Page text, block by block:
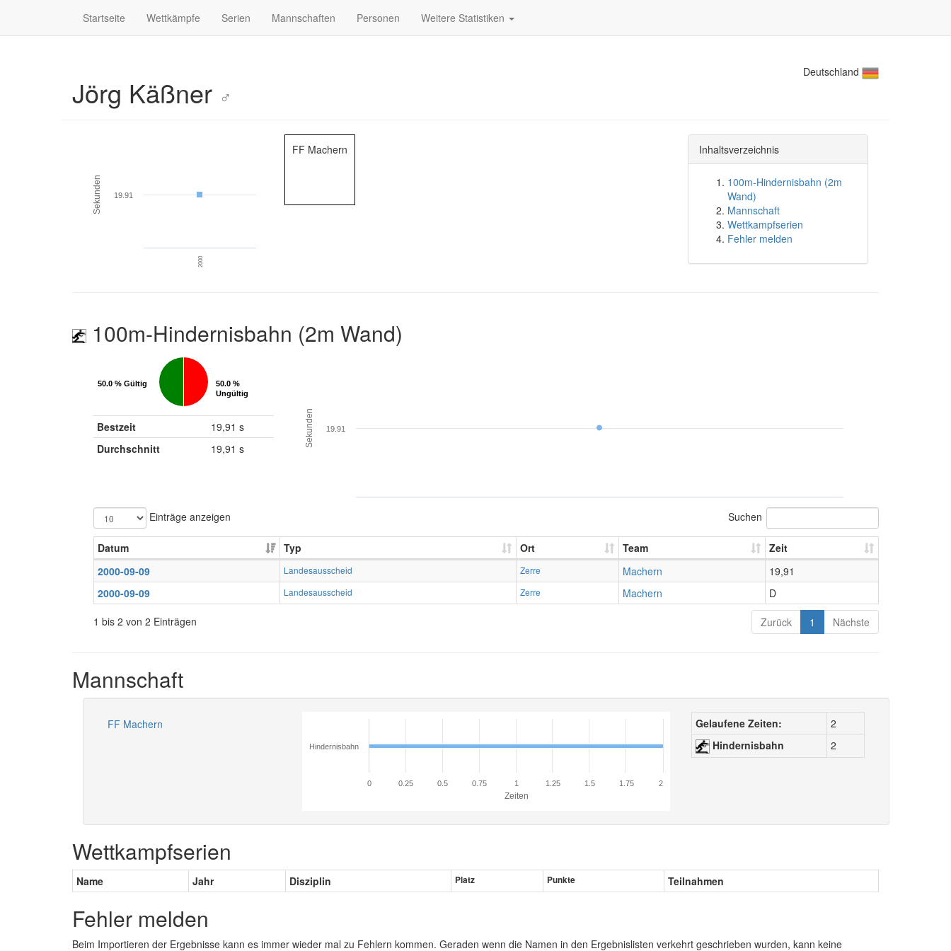
Startseite Wettkämpfe Serien Mannschaften Personen Weitere Statistiken
Deutschland
Jörg Käßner ♂
Sekunden
2000
19.91
FF Machern Inhaltsverzeichnis
100m-Hindernisbahn (2m
Wand)
Mannschaft
Wettkampfserien
Fehler melden
100m-Hindernisbahn (2m Wand)
50.0 %
Ungültig
50.0 %
Ungültig
50.0 % Gültig
50.0 % Gültig
Bestzeit
19,91 s
Durchschnitt
19,91 s
Sekunden 19.91
Einträge anzeigen Suchen
Datum Typ Ort Team
Zeit
2000-09-09
Landesausscheid Zerre Machern
19,91
2000-09-09
Landesausscheid Zerre Machern
D
1 bis 2 von 2 Einträgen
Zurück 1 Nächste
Mannschaft
FF Machern
Zeiten
Hindernisbahn
0 0.25 0.5 0.75 1 1.25 1.5 1.75 2
Gelaufene Zeiten:
2
Hindernisbahn
2
Wettkampfserien
Name Jahr Disziplin Platz Punkte Teilnahmen
Fehler melden
Beim Importieren der Ergebnisse kann es immer wieder mal zu Fehlern kommen. Geraden wenn die Namen in den Ergebnislisten verkehrt geschrieben wurden, kann keine